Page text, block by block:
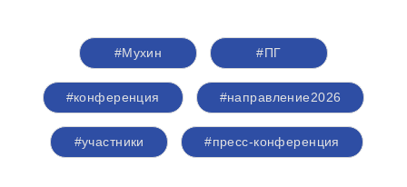
#Мухин #ПГ
#конференция #направление2026
#участники #пресс-конференция